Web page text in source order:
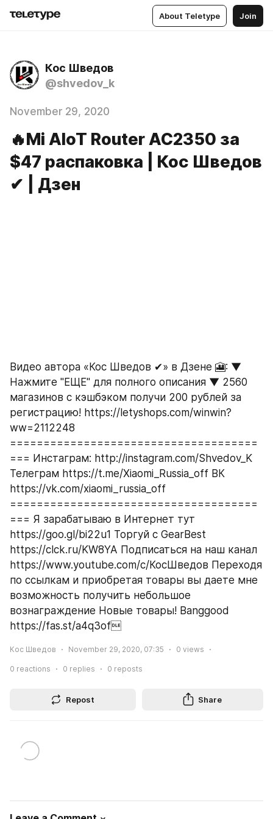
About Teletype Join
Кос Шведов
@shvedov_k
November 29, 2020
🔥Mi AIoT Router AC2350 за
$47 распаковка | Кос Шведов
✔ | Дзен
Видео автора «Кос Шведов ✔» в Дзене 🎦: ▼
Нажмите "ЕЩЕ" для полного описания ▼ 2560
магазинов с кэшбэком получи 200 рублей за
регистрацию! https://letyshops.com/winwin?
ww=2112248
=====================================
===­­­­­­ Инстаграм: http://instagram.com/Shvedov_K
Телеграм https://t.me/Xiaomi_Russia_off ВК
https://vk.com/xiaomi_russia_off
=====================================
===­­­­­­ Я зарабатываю в Интернет тут
https://goo.gl/bi22u1 Торгуй с GearBest
https://clck.ru/KW8YA Подписаться на наш канал
https://www.youtube.com/c/КосШведов Переходя
по ссылкам и приобретая товары вы даете мне
возможность получить небольшое
вознаграждение Новые товары! Banggood
https://fas.st/a4q3of
Кос Шведов November 29, 2020, 07:35 0 views
0 reactions 0 replies 0 reposts
Repost Share